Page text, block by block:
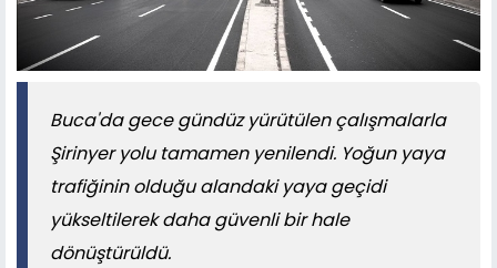
Buca'da gece gündüz yürütülen çalışmalarla
Şirinyer yolu tamamen yenilendi. Yoğun yaya
trafiğinin olduğu alandaki yaya geçidi
yükseltilerek daha güvenli bir hale
dönüştürüldü.